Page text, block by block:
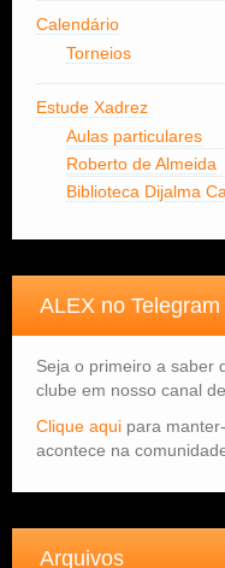
Calendário
Torneios
Estude Xadrez
Aulas particulares
Roberto de Almeida
Biblioteca Dijalma
ALEX no Telegram
Seja o primeiro a saber
clube em nosso canal
Clique aqui para
acontece na
Arquivos